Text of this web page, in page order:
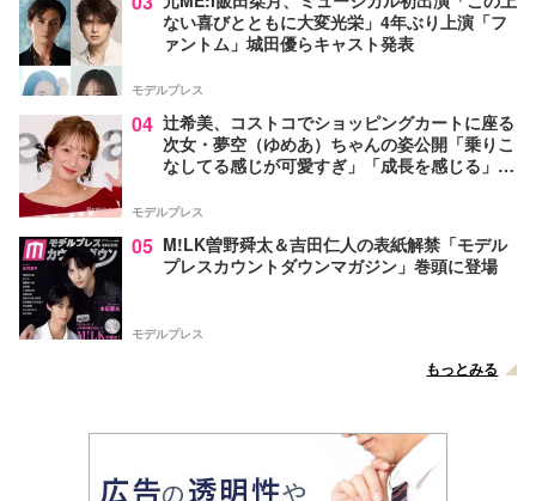
ない喜びとともに大変光栄」4年ぶり上演「フ
ァントム」城田優らキャスト発表
モデルプレス
04 辻希美、コストコでショッピングカートに座る
次女・夢空（ゆめあ）ちゃんの姿公開「乗りこ
なしてる感じが可愛すぎ」「成長を感じる」の
モデルプレス
05 M!LK曽野舜太＆吉田仁人の表紙解禁「モデル
プレスカウントダウンマガジン」巻頭に登場
モデルプレス
もっとみる